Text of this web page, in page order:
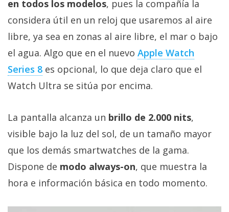
Contacto
/
Sobre
nosotros
/
Publicidad
/
opciones
de
privacidad
/
Aviso
Legal
El medio de
en todos los modelos, pues la compañía la
considera útil en un reloj que usaremos al aire
libre, ya sea en zonas al aire libre, el mar o bajo
el agua. Algo que en el nuevo Apple Watch
Series 8 es opcional, lo que deja claro que el
Watch Ultra se sitúa por encima.
La pantalla alcanza un brillo de 2.000 nits,
visible bajo la luz del sol, de un tamaño mayor
que los demás smartwatches de la gama.
Dispone de modo always-on, que muestra la
hora e información básica en todo momento.